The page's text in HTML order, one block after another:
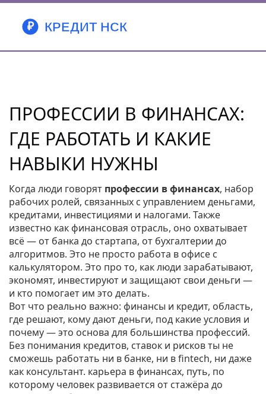
ПРОФЕССИИ В ФИНАНСАХ:
ГДЕ РАБОТАТЬ И КАКИЕ
НАВЫКИ НУЖНЫ
Когда люди говорят профессии в финансах, набор
рабочих ролей, связанных с управлением деньгами,
кредитами, инвестициями и налогами. Также
известно какфинансовая отрасль, оно охватывает
всё — от банка до стартапа, от бухгалтерии до
алгоритмов. Это не просто работа в офисе с
калькулятором. Это про то, как люди зарабатывают,
экономят, инвестируют и защищают свои деньги —
и кто помогает им это делать.
Вот что реально важно: финансы и кредит, область,
где решают, кому дают деньги, под какие условия и
почему— это основа для большинства профессий.
Без понимания кредитов, ставок и рисков ты не
сможешь работать ни в банке, ни в fintech, ни даже
как консультант. карьера в финансах, путь, по
которому человек развивается от стажёра до